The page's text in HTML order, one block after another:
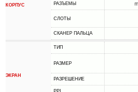
КОРПУС РАЗЪЕМЫ
СЛОТЫ
СКАНЕР ПАЛЬЦА
ЭКРАН
ТИП
РАЗМЕР
РАЗРЕШЕНИЕ
PPI